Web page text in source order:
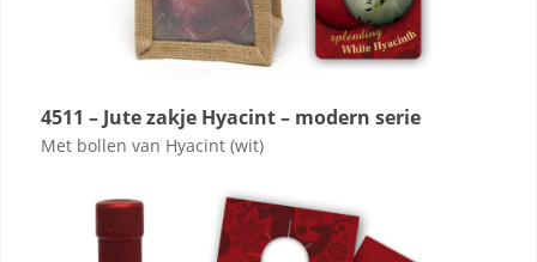
4511 – Jute zakje Hyacint – modern serie
Met bollen van Hyacint (wit)